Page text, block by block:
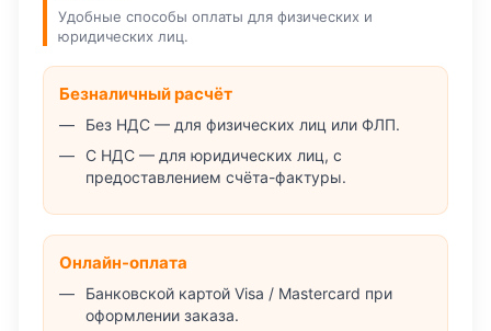
Удобные способы оплаты для физических и
юридических лиц.
Безналичный расчёт
Без НДС — для физических лиц или ФЛП.
С НДС — для юридических лиц, с
предоставлением счёта-фактуры.
Онлайн-оплата
Банковской картой Visa / Mastercard при
оформлении заказа.